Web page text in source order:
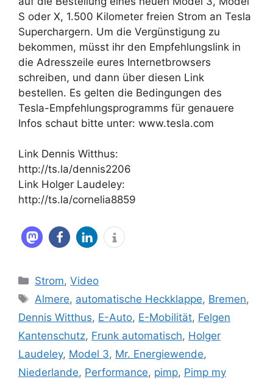
S oder X, 1.500 Kilometer freien Strom an Tesla
Superchargern. Um die Vergünstigung zu
bekommen, müsst ihr den Empfehlungslink in
die Adresszeile eures Internetbrowsers
schreiben, und dann über diesen Link
bestellen. Es gelten die Bedingungen des
Tesla-Empfehlungsprogramms für genauere
Infos schaut bitte unter: www.tesla.com
Link Dennis Witthus:
http://ts.la/dennis2206
Link Holger Laudeley:
http://ts.la/cornelia8859
Kategorien
Strom,Video
Schlagwörter
Almere, automatische Heckklappe, Bremen,
Dennis Witthus, E-Auto, E-Mobilität, Felgen
Kantenschutz, Frunk automatisch, Holger
Laudeley, Model 3, Mr. Energiewende,
Niederlande, Performance, pimp, Pimp my